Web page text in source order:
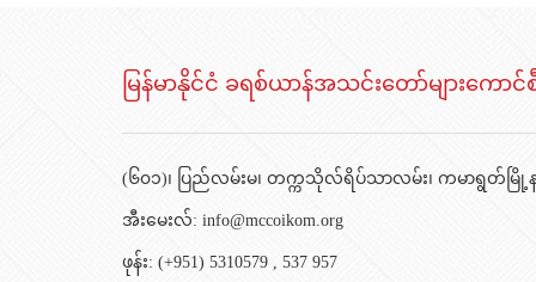
မြန်မာနိုင်ငံ ခရစ်ယာန်အသင်းတော်များကောင်
(၆၀၁)၊ ပြည်လမ်းမ၊ တက္ကသိုလ်ရိပ်သာလမ်း၊ ကမာရွတ်မြို့န
အီးမေးလ်:info@mccoikom.org
ဖုန်း:(+951) 5310579,537 957